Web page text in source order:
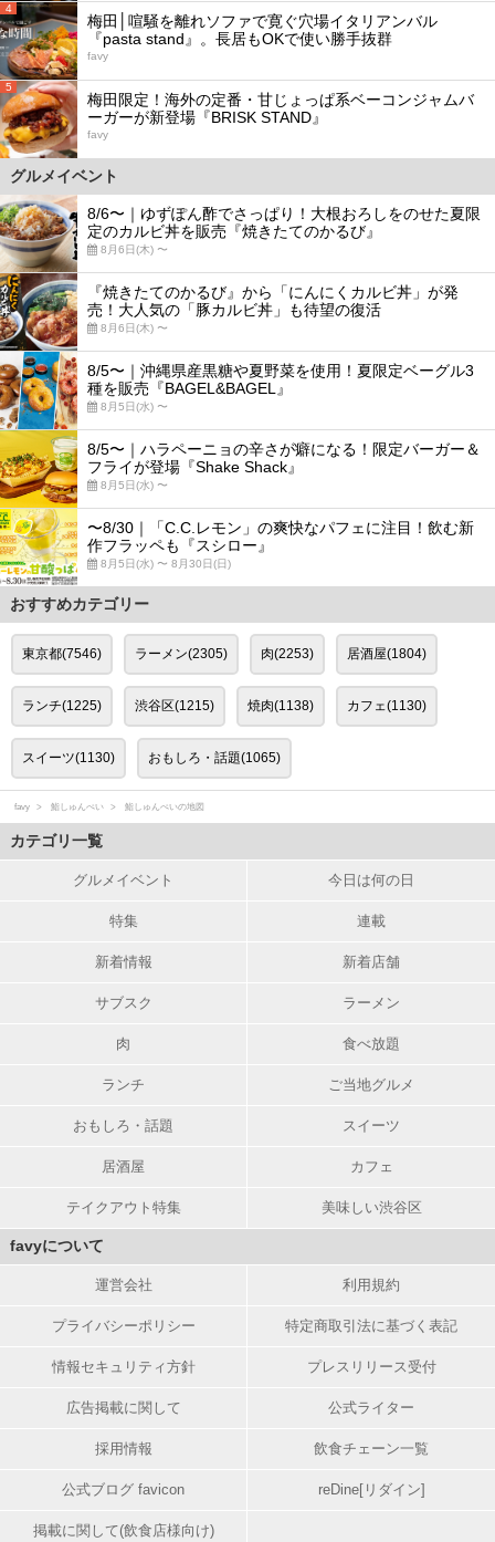
4
梅田│喧騒を離れソファで寛ぐ穴場イタリアンバル
『pasta stand』。長居もOKで使い勝手抜群
favy
5
梅田限定！海外の定番・甘じょっぱ系ベーコンジャムバ
ーガーが新登場『BRISK STAND』
favy
グルメイベント
8/6〜｜ゆずぽん酢でさっぱり！大根おろしをのせた夏限
定のカルビ丼を販売『焼きたてのかるび』
8月6日(木) 〜
『焼きたてのかるび』から「にんにくカルビ丼」が発
売！大人気の「豚カルビ丼」も待望の復活
8月6日(木) 〜
8/5〜｜沖縄県産黒糖や夏野菜を使用！夏限定ベーグル3
種を販売『BAGEL&BAGEL』
8月5日(水) 〜
8/5〜｜ハラペーニョの辛さが癖になる！限定バーガー＆
フライが登場『Shake Shack』
8月5日(水) 〜
〜8/30｜「C.C.レモン」の爽快なパフェに注目！飲む新
作フラッペも『スシロー』
8月5日(水) 〜 8月30日(日)
おすすめカテゴリー
東京都(7546) ラーメン(2305) 肉(2253) 居酒屋(1804)
ランチ(1225) 渋谷区(1215) 焼肉(1138) カフェ(1130)
スイーツ(1130) おもしろ・話題(1065)
favy 鮨しゅんぺい 鮨しゅんぺいの地図
カテゴリ一覧
グルメイベント 今日は何の日
特集 連載
新着情報 新着店舗
サブスク ラーメン
肉 食べ放題
ランチ ご当地グルメ
おもしろ・話題 スイーツ
居酒屋 カフェ
テイクアウト特集 美味しい渋谷区
favyについて
運営会社 利用規約
プライバシーポリシー 特定商取引法に基づく表記
情報セキュリティ方針 プレスリリース受付
広告掲載に関して 公式ライター
採用情報 飲食チェーン一覧
公式ブログ favicon reDine[リダイン]
掲載に関して(飲食店様向け)